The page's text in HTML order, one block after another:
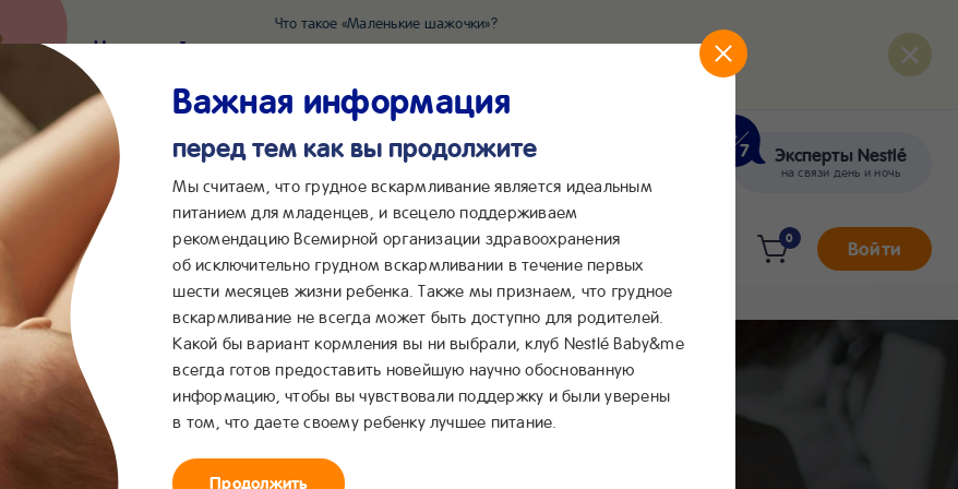
Что такое «Маленькие шажочки»?
Наш новый суперсервис для отслеживания развития вашего малыша
*2055 Сообщения в ВКонтакте Эксперты Nestlé
на связи день и ночь
Сервисы Бейбимания
0 Войти
Важная информация
перед тем как вы продолжите
Мы считаем, что грудное вскармливание является идеальным
питанием для младенцев, и всецело поддерживаем
рекомендацию Всемирной организации здравоохранения
об исключительно грудном вскармливании в течение первых
шести месяцев жизни ребенка. Также мы признаем, что грудное
вскармливание не всегда может быть доступно для родителей.
Какой бы вариант кормления вы ни выбрали, клуб Nestlé Baby&me
всегда готов предоставить новейшую научно обоснованную
информацию, чтобы вы чувствовали поддержку и были уверены
в том, что даете своему ребенку лучшее питание.
Продолжить